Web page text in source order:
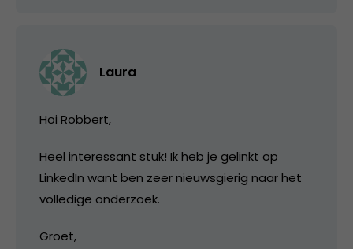
Laura
Hoi Robbert,
Heel interessant stuk! Ik heb je gelinkt op
LinkedIn want ben zeer nieuwsgierig naar het
volledige onderzoek.
Groet,